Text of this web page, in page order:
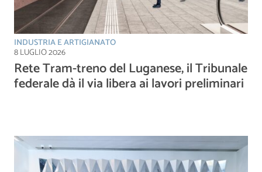
INDUSTRIA E ARTIGIANATO
8 LUGLIO 2026
Rete Tram-treno del Luganese, il Tribunale
federale dà il via libera ai lavori preliminari